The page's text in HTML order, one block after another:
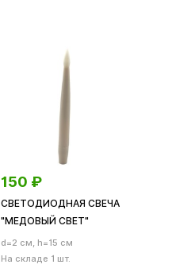
150 ₽
СВЕТОДИОДНАЯ СВЕЧА
"МЕДОВЫЙ СВЕТ"
d=2 см, h=15 см
На складе 1 шт.